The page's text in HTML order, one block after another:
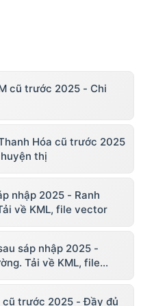
cũ trước 2025 - Chi
Hóa cũ trước 2025
thị
nhập 2025 - Ranh
về KML, file vector
sáp nhập 2025 -
Tải về KML, file
cũ trước 2025 - Đầy đủ